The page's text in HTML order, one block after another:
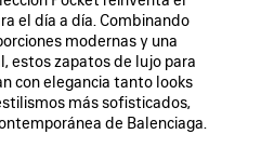
el día a día. Combinando
modernas y una
estos zapatos de lujo para
con elegancia tanto looks
más sofisticados,
de Balenciaga.